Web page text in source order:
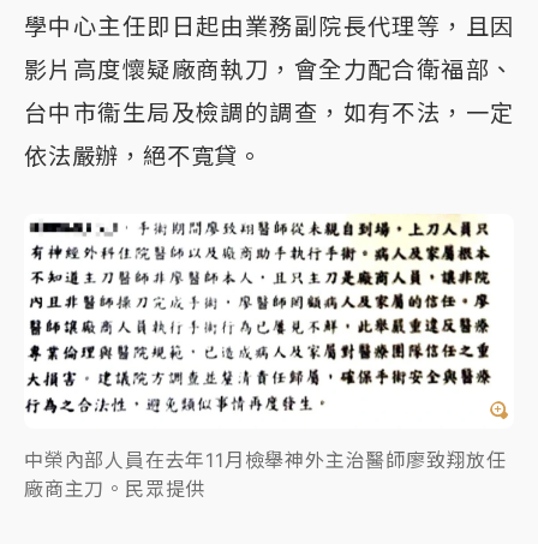
學中心主任即日起由業務副院長代理等，且因
影片高度懷疑廠商執刀，會全力配合衛福部、
台中市衞生局及檢調的調查，如有不法，一定
依法嚴辦，絕不寬貸。
中榮內部人員在去年11月檢舉神外主治醫師廖致翔放任
廠商主刀。民眾提供